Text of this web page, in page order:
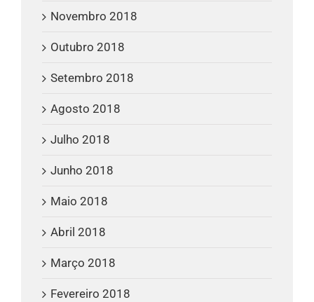
Novembro 2018
Outubro 2018
Setembro 2018
Agosto 2018
Julho 2018
Junho 2018
Maio 2018
Abril 2018
Março 2018
Fevereiro 2018